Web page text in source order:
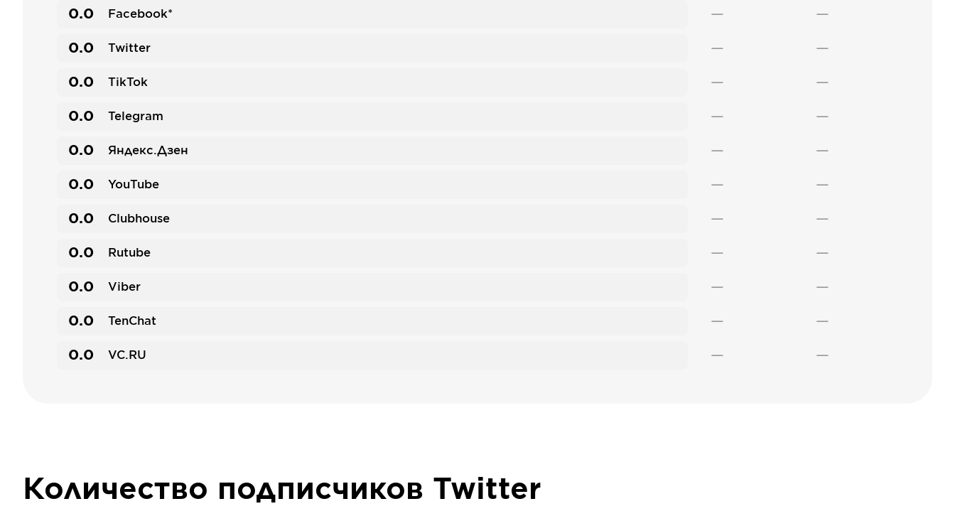
0.0 Facebook* — —
0.0 Twitter — —
0.0 TikTok — —
0.0 Telegram — —
0.0 Яндекс.Дзен — —
0.0 YouTube — —
0.0 Clubhouse — —
0.0 Rutube — —
0.0 Viber — —
0.0 TenChat — —
0.0 VC.RU — —
Количество подписчиков Twitter